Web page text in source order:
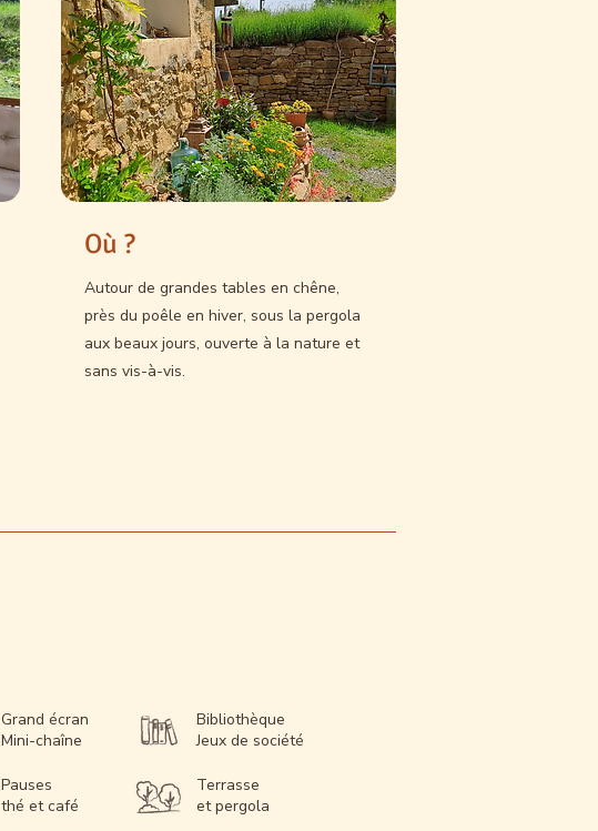
Où ?
Autour de grandes tables en chêne,
près du poêle en hiver, sous la pergola
aux beaux jours, ouverte à la nature et
sans vis-à-vis.
Grand écran
Mini-chaîne
Bibliothèque
Jeux de société
Pauses
thé et café
Terrasse
et pergola